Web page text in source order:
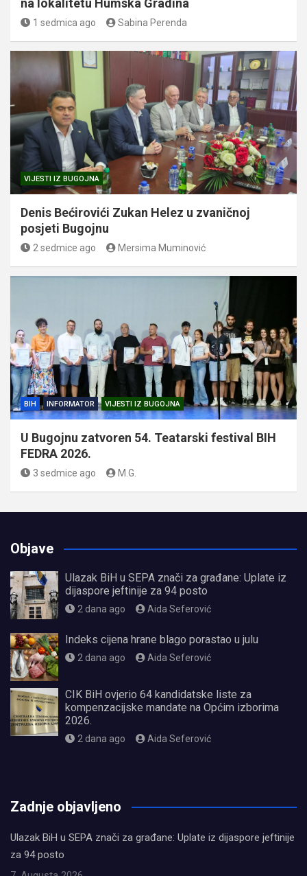
na lokalitetu Humska Gradina
1 sedmica ago Sabina Perenda
VIJESTI IZ BUGOJNA
Denis Bećirovići Zukan Helez u zvaničnoj
posjeti Bugojnu
2 sedmice ago Mersima Muminović
BIH INFORMATOR VIJESTI IZ BUGOJNA
U Bugojnu zatvoren 54. Teatarski festival BIH
FEDRA 2026.
3 sedmice ago M.G.
Objave
Ulazak BiH u SEPA znači za građane: Uplate iz
dijaspore jeftinije za 94 posto
2 dana ago Aida Seferović
Indeks cijena hrane blago porastao u julu
2 dana ago Aida Seferović
CIK BiH ovjerio 64 kandidatske liste za
kompenzacijske mandate na Općim izborima
2026.
2 dana ago Aida Seferović
Zadnje objavljeno
Ulazak BiH u SEPA znači za građane: Uplate iz dijaspore jeftinije
za 94 posto